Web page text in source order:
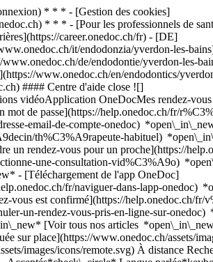
* * * - [Gestion des cookies]
* * * - [Pour les professionnels de
career.onedoc.ch/fr) - [DE]
it/endodonzia/yverdon-les-
de/endodontie/yverdon-les-
www.onedoc.ch/en/endodontics/
#### Centre d'aide close ![]
vidéoApplication OneDocMes rendez-
de passe](https://help.onedoc.ch/fr/
email-de-compte-onedoc)
th%C3%A9rapeute-habituel)
un rendez-vous pour un proche](https://
une-consultation-vid%C3%A9o)
- [Téléchargement de l'app OneDoc]
fr/naviguer-dans-lapp-onedoc)
avec un signe plus annonçant que le professionnel accepte de nouveaux patients](https://www.onedoc.ch/assets/images/icons/new-patients.svg)Accepte les nouveaux patients [Réserver un RDV](https://www.onedoc.ch/fr/medecin-dentiste/yverdon-les-bains/pcvwj/dr-goncalo-lopes) Expertises: Endodontie, [Urgence dentaire](https://www.onedoc.ch/fr/urgence-dentaire/yverdon-les-bains), [Détartrage](https://www.onedoc.ch/fr/detartrage/yverdon-les-bains), [Dévitalisation](https://www.onedoc.ch/fr/devitalisation/yverdon-les-bains), [Carie](https://www.onedoc.ch/fr/carie/yverdon-les-bains), [Infection dentaire | Rage de dents](https://www.onedoc.ch/fr/infection-dentaire-rage-de-dents/yverdon-les-bains), [Prothèse dentaire | Stellite dentaire](https://www.onedoc.ch/fr/prothese-dentaire-stellite-dentaire/yverdon-les-bains), [Facette dentaire céramique | Veneer](https://www.onedoc.ch/fr/facette-dentaire-ceramique-veneer/yverdon-les-bains), [Blanchiment dentaire](https://www.onedoc.ch/fr/blanchiment-dentaire/yverdon-les-bains)Voir plus *chevron\_left* lun. 03 août *chevron\_right* Voir plus de rendez-vous *error\_outline* Une erreur s'est produite lors du chargement des disponibilités [Réessayer](https://www.onedoc.ch) Expertises: Endodontie, [Urgence dentaire](https://www.onedoc.ch/fr/urgence-dentaire/yverdon-les-bains), [Détartrage](https://www.onedoc.ch/fr/detartrage/yverdon-les-bains), [Dévitalisation](https://www.onedoc.ch/fr/devitalisation/yverdon-les-bains), [Carie](https://www.onedoc.ch/fr/carie/yverdon-les-bains), [Infection dentaire | Rage de dents](https://www.onedoc.ch/fr/infection-dentaire-rage-de-dents/yverdon-les-bains), [Prothèse dentaire | Stellite dentaire](https://www.onedoc.ch/fr/prothese-dentaire-stellite-dentaire/yverdon-les-bains), [Facette dentaire céramique | Veneer](https://www.onedoc.ch/fr/facette-dentaire-ceramique-veneer/yverdon-les-bains), [Blanchiment dentaire](https://www.onedoc.ch/fr/blanchiment-dentaire/yverdon-les-bains)Voir plus ## __Endodontie__: d'autres spécialistes sont réservables en ligne dans les environs de __Yverdon-les-Bains__ [![Dr. Jacqueline Rasic, médecin-dentiste à Chavornay](https://assets.onedoc.ch/images/users/bfc246aa56a8448a054860be478b277cb24530a94a54b5ef82d22a54821b4a67-small.jpg "Dr. Jacqueline Rasic, médecin-dentiste à Chavornay")](https://www.onedoc.ch/fr/medecin-dentiste/chavornay/pcwsc/dr-jacqueline-rasic) ### [Dr. Jacqueline Rasic](https://www.onedoc.ch/fr/medecin-dentiste/chavornay/pcwsc/dr-jacqueline-rasic) ![Badge indiquant un profil vérifié](https://www.onedoc.ch/assets/images/icons/checkmark.svg) [Médecin-dentiste](https://www.onedoc.ch/fr/medecin-dentiste/chavornay) [Urbadental Chavornay](https://www.onedoc.ch/fr/cabinet-dentaire/chavornay/e80g/urbadental-chavornay) Grand'Rue 41A 1373 Chavornay ![Icône patient avec un signe plus annonçant que le professionnel accepte de nouveaux patients](https://www.onedoc.ch/assets/images/icons/new-patients.svg)Accepte les nouveaux patients [Réserver un RDV](https://www.onedoc.ch/fr/medecin-dentiste/chavornay/pcwsc/dr-jacqueline-rasic) Expertises:[Endodontie](https://www.onedoc.ch/fr/endodontie/chavornay), [Carie](https://www.onedoc.ch/fr/carie/chavornay), [Infection dentaire | Rage de dents](https://www.onedoc.ch/fr/infection-dentaire-rage-de-dents/chavornay), [Implant dentaire](https://www.onedoc.ch/fr/implant-dentaire/chavornay), [Couronne dentaire](https://www.onedoc.ch/fr/couronne-dentaire/chavornay), [Facette dentaire céramique | Veneer](https://www.onedoc.ch/fr/facette-dentaire-ceramique-veneer/chavornay), [Greffes osseuses pour pose d'implants](https://www.onedoc.ch/fr/greffes-osseuses-pour-pose-d-implants/chavornay), [Extraction dentaire | Dents de sagesse](https://www.onedoc.ch/fr/extraction-dentaire-dents-de-sagesse/chavornay), [Prothèse dentaire | Stellite dentaire](https://www.onedoc.ch/fr/prothese-dentaire-stellite-dentaire/chavornay)Voir plus *chevron\_left* lun. 03 août *chevron\_right* Voir plus de rendez-vous *error\_outline* Une erreur s'est produite lors du chargement des disponibilités [Réessayer](https://www.onedoc.ch) Expertises:[Endodontie](https://www.onedoc.ch/fr/endodontie/chavornay), [Carie](https://www.onedoc.ch/fr/carie/chavornay), [Infection dentaire | Rage de dents](https://www.onedoc.ch/fr/infection-dentaire-rage-de-dents/chavornay), [Implant dentaire](https://www.onedoc.ch/fr/implant-dentaire/chavornay), [Couronne dentaire](https://www.onedoc.ch/fr/couronne-dentaire/chavornay), [Facette dentaire céramique | Veneer](https://www.onedoc.ch/fr/facette-dentaire-ceramique-veneer/chavornay), [Greffes osseuses pour pose d'implants](https://www.onedoc.ch/fr/greffes-osseuses-pour-pose-d-implants/chavornay), [Extraction dentaire | Dents de sagesse](https://www.onedoc.ch/fr/extraction-dentaire-dents-de-sagesse/chavornay), [Prothèse dentaire | Stellite dentaire](https://www.onedoc.ch/fr/prothese-dentaire-stellite-dentaire/chavornay)Voir plus [![Dr. Jacqueline Rasic, médecin-dentiste à Orbe](https://assets.onedoc.ch/images/users/